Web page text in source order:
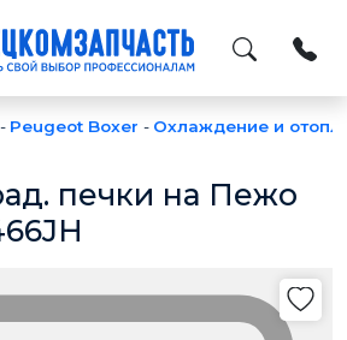
- Peugeot Boxer - Охлаждение и
печки на Пежо